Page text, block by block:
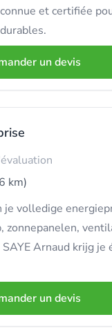
et certifiée
un devis
km)
volledige
zonnepanelen,
Arnaud krijg
un devis